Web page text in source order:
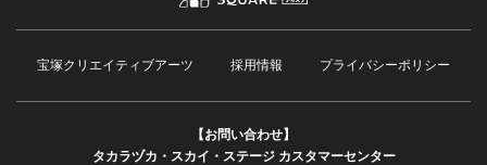
宝塚クリエイティブアーツ 採用情報 プライバシーポリシー
【お問い合わせ】
タカラヅカ・スカイ・ステージ カスタマーセンター